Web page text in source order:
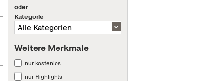
oder
Kategorie
Weitere Merkmale
nur kostenlos
nur Highlights